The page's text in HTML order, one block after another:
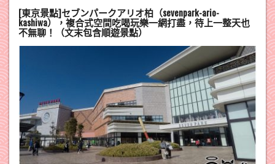
[東京景點]セブンパークアリオ柏（sevenpark-ario-
kashiwa），複合式空間吃喝玩樂一網打盡，待上一整天也
不無聊！（文末包含順遊景點）